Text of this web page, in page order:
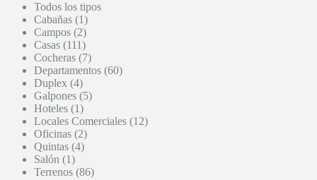
Todos los tipos
Cabañas (1)
Campos (2)
Casas (111)
Cocheras (7)
Departamentos (60)
Duplex (4)
Galpones (5)
Hoteles (1)
Locales Comerciales (12)
Oficinas (2)
Quintas (4)
Salón (1)
Terrenos (86)